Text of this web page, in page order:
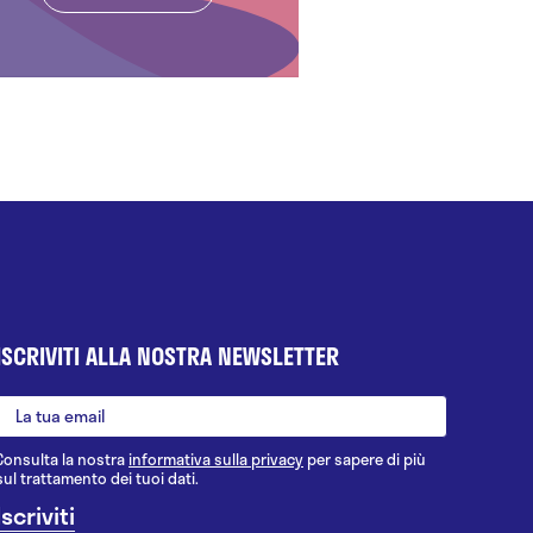
ALLA NOSTRA NEWSLETTER
la nostrainformativa sulla privacy per sapere di più
trattamento dei tuoi dati.